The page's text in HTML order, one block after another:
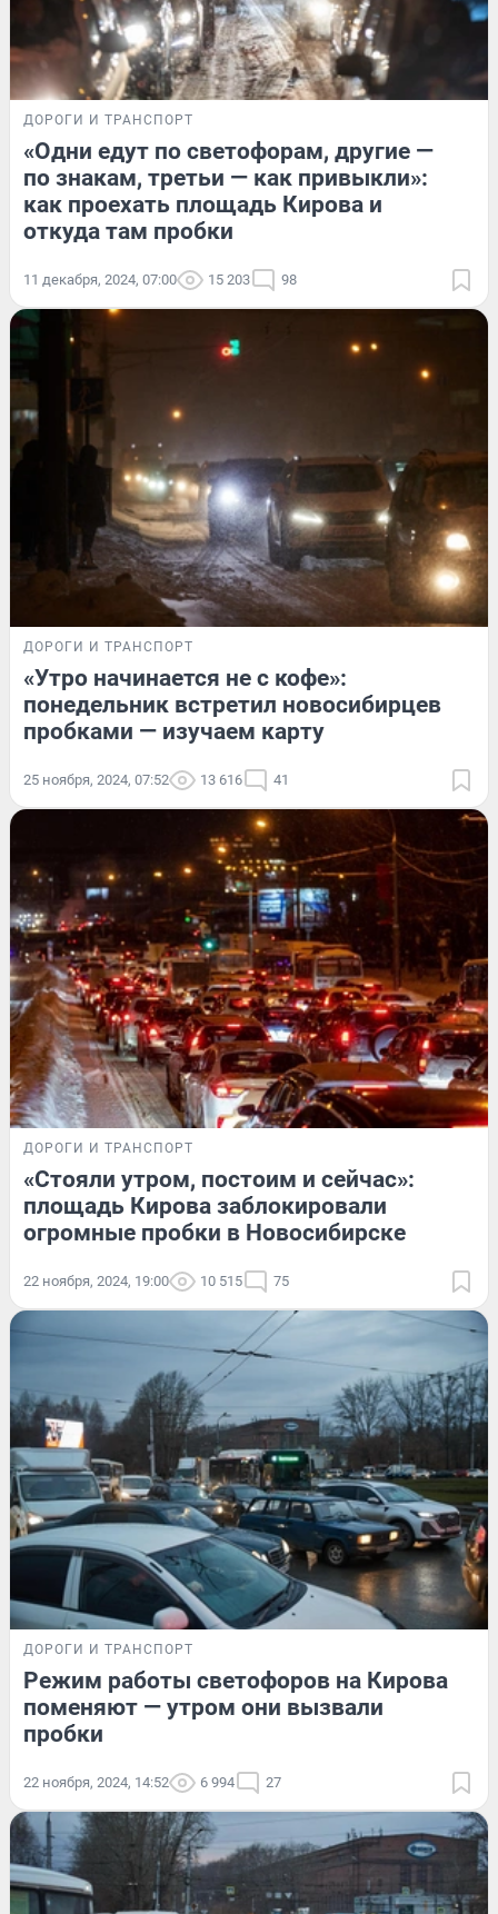
ДОРОГИ И ТРАНСПОРТ
«Одни едут по светофорам, другие —
по знакам, третьи — как привыкли»:
как проехать площадь Кирова и
откуда там пробки
11 декабря, 2024, 07:00 15 203 98
ДОРОГИ И ТРАНСПОРТ
«Утро начинается не с кофе»:
понедельник встретил новосибирцев
пробками — изучаем карту
25 ноября, 2024, 07:52 13 616 41
ДОРОГИ И ТРАНСПОРТ
«Стояли утром, постоим и сейчас»:
площадь Кирова заблокировали
огромные пробки в Новосибирске
22 ноября, 2024, 19:00 10 515 75
ДОРОГИ И ТРАНСПОРТ
Режим работы светофоров на Кирова
поменяют — утром они вызвали
пробки
22 ноября, 2024, 14:52 6 994 27